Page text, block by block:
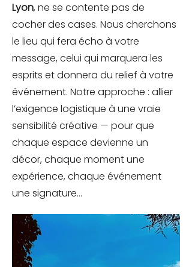
Lyon, ne se contente pas de
cocher des cases. Nous cherchons
le lieu qui fera écho à votre
message, celui qui marquera les
esprits et donnera du relief à votre
événement. Notre approche : allier
l’exigence logistique à une vraie
sensibilité créative — pour que
chaque espace devienne un
décor, chaque moment une
expérience, chaque événement
une signature...